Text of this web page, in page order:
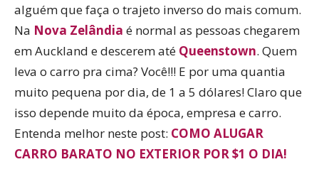
alguém que faça o trajeto inverso do mais comum.
Na Nova Zelândia é normal as pessoas chegarem
em Auckland e descerem até Queenstown. Quem
leva o carro pra cima? Você!!! E por uma quantia
muito pequena por dia, de 1 a 5 dólares! Claro que
isso depende muito da época, empresa e carro.
Entenda melhor neste post: COMO ALUGAR
CARRO BARATO NO EXTERIOR POR $1 O DIA!